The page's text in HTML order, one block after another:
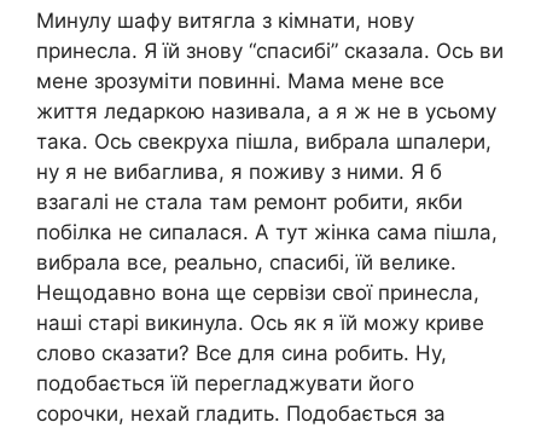
Минулу шафу витягла з кімнати, нову
принесла. Я їй знову “спасибі” сказала. Ось ви
мене зрозуміти повинні. Мама мене все
життя ледаркою називала, а я ж не в усьому
така. Ось свекруха пішла, вибрала шпалери,
ну я не вибаглива, я поживу з ними. Я б
взагалі не стала там ремонт робити, якби
побілка не сипалася. А тут жінка сама пішла,
вибрала все, реально, спасибі, їй велике.
Нещодавно вона ще сервізи свої принесла,
наші старі викинула. Ось як я їй можу криве
слово сказати? Все для сина робить. Ну,
подобається їй перегладжувати його
сорочки, нехай гладить. Подобається за